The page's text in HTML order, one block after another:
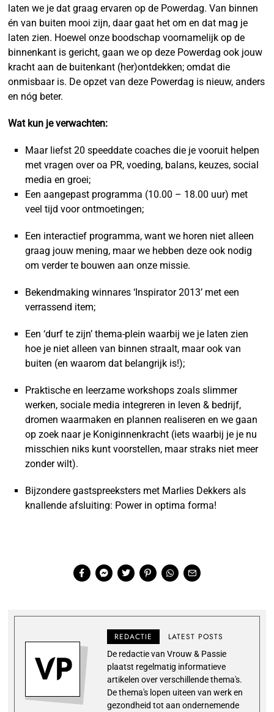
laten we je dat graag ervaren op de Powerdag. Van binnen
én van buiten mooi zijn, daar gaat het om en dat mag je
laten zien. Hoewel onze boodschap voornamelijk op de
binnenkant is gericht, gaan we op deze Powerdag ook jouw
kracht aan de buitenkant (her)ontdekken; omdat die
onmisbaar is. De opzet van deze Powerdag is nieuw, anders
en nóg beter.
Wat kun je verwachten:
Maar liefst 20 speeddate coaches die je vooruit helpen
met vragen over oa PR, voeding, balans, keuzes, social
media en groei;
Een aangepast programma (10.00 – 18.00 uur) met
veel tijd voor ontmoetingen;
Een interactief programma, want we horen niet alleen
graag jouw mening, maar we hebben deze ook nodig
om verder te bouwen aan onze missie.
Bekendmaking winnares ‘Inspirator 2013’ met een
verrassend item;
Een ‘durf te zijn’ thema-plein waarbij we je laten zien
hoe je niet alleen van binnen straalt, maar ook van
buiten (en waarom dat belangrijk is!);
Praktische en leerzame workshops zoals slimmer
werken, sociale media integreren in leven & bedrijf,
dromen waarmaken en plannen realiseren en we gaan
op zoek naar je Koniginnenkracht (iets waarbij je je nu
misschien niks kunt voorstellen, maar straks niet meer
zonder wilt).
Bijzondere gastspreeksters met Marlies Dekkers als
knallende afsluiting: Power in optima forma!
REDACTIE LATEST POSTS
De redactie van Vrouw & Passie
plaatst regelmatig informatieve
artikelen over verschillende thema's.
De thema's lopen uiteen van werk en
gezondheid tot aan ondernemende